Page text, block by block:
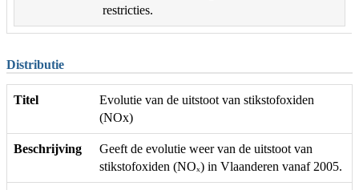
restricties.
Distributie
Titel
Evolutie van de uitstoot van stikstofoxiden
(NOx)
Beschrijving
Geeft de evolutie weer van de uitstoot van
stikstofoxiden (NOₓ) in Vlaanderen vanaf 2005.